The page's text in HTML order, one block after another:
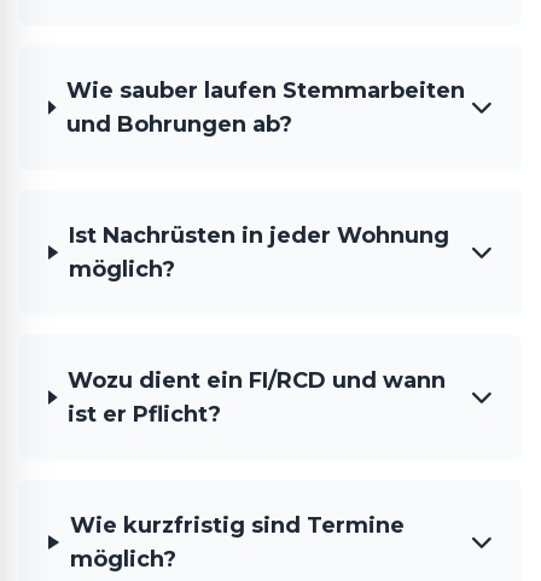
Wie sauber laufen Stemmarbeiten
und Bohrungen ab?
Ist Nachrüsten in jeder Wohnung
möglich?
Wozu dient ein FI/RCD und wann
ist er Pflicht?
Wie kurzfristig sind Termine
möglich?